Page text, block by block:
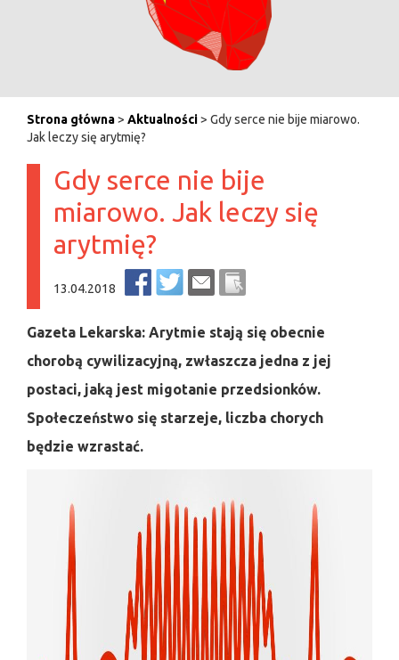
Strona główna> Aktualności> Gdy serce nie bije miarowo.
Jak leczy się arytmię?
Gdy serce nie bije
miarowo. Jak leczy się
arytmię?
13.04.2018
Gazeta Lekarska: Arytmie stają się obecnie
chorobą cywilizacyjną, zwłaszcza jedna z jej
postaci, jaką jest migotanie przedsionków.
Społeczeństwo się starzeje, liczba chorych
będzie wzrastać.